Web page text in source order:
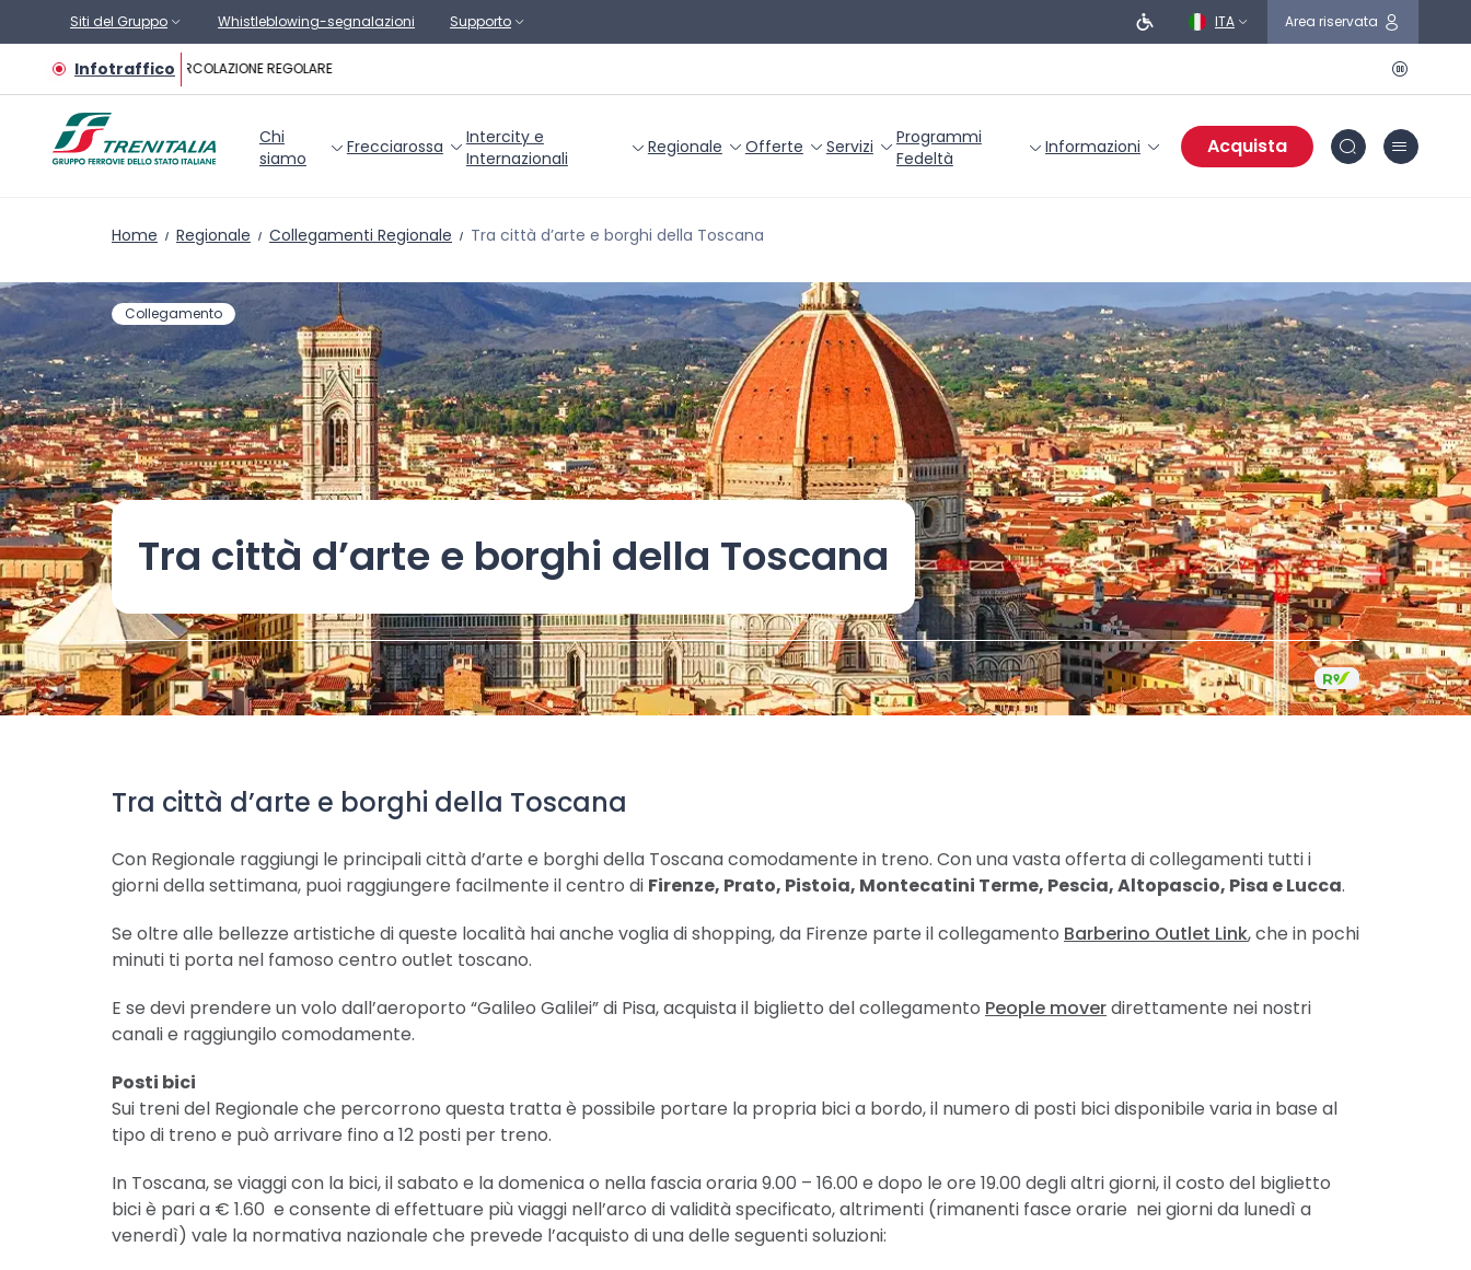
Vai al contenuto principale
Siti del Gruppo Whistleblowing-segnalazioni Supporto ITA Area riservata
InfotrafficoCIRCOLAZIONE REGOLARE
Chi
siamo
Frecciarossa
Intercity e
Internazionali
Regionale Offerte Servizi
Programmi
Fedeltà
Informazioni Acquista
Home Regionale Collegamenti Regionale Tra città d’arte e borghi della Toscana
Collegamento
Tra città d’arte e borghi della Toscana
Tra città d’arte e borghi della Toscana
Con Regionale raggiungi le principali città d’arte e borghi della Toscana comodamente in treno. Con una vasta offerta di collegamenti tutti i
giorni della settimana, puoi raggiungere facilmente il centro di Firenze, Prato, Pistoia, Montecatini Terme, Pescia, Altopascio, Pisa e Lucca.
Se oltre alle bellezze artistiche di queste località hai anche voglia di shopping, da Firenze parte il collegamento Barberino Outlet Link, che in pochi
minuti ti porta nel famoso centro outlet toscano.
E se devi prendere un volo dall’aeroporto “Galileo Galilei” di Pisa, acquista il biglietto del collegamento People moverdirettamente nei nostri
canali e raggiungilo comodamente.
Posti bici
Sui treni del Regionale che percorrono questa tratta è possibile portare la propria bici a bordo, il numero di posti bici disponibile varia in base al
tipo di treno e può arrivare fino a 12 posti per treno.
In Toscana, se viaggi con la bici, il sabato e la domenica o nella fascia oraria 9.00 – 16.00 e dopo le ore 19.00 degli altri giorni, il costo del biglietto
bici è pari a € 1.60 e consente di effettuare più viaggi nell’arco di validità specificato, altrimenti (rimanenti fasce orarie nei giorni da lunedì a
venerdì) vale la normativa nazionale che prevede l’acquisto di una delle seguenti soluzioni: